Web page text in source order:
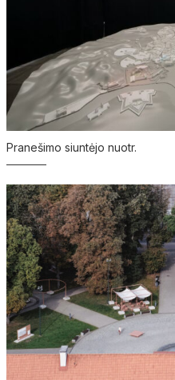
Pranešimo siuntėjo nuotr.